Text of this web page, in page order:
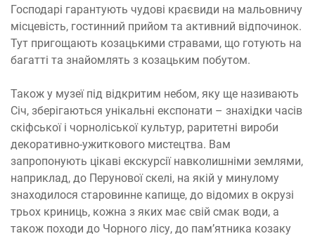
Господарі гарантують чудові краєвиди на мальовничу
місцевість, гостинний прийом та активний відпочинок.
Тут пригощають козацькими стравами, що готують на
багатті та знайомлять з козацьким побутом.
Також у музеї під відкритим небом, яку ще називають
Січ, зберігаються унікальні експонати – знахідки часів
скіфської і чорноліської культур, раритетні вироби
декоративно-ужиткового мистецтва. Вам
запропонують цікаві екскурсії навколишніми землями,
наприклад, до Перунової скелі, на якій у минулому
знаходилося старовинне капище, до відомих в окрузі
трьох криниць, кожна з яких має свій смак води, а
також походи до Чорного лісу, до пам’ятника козаку